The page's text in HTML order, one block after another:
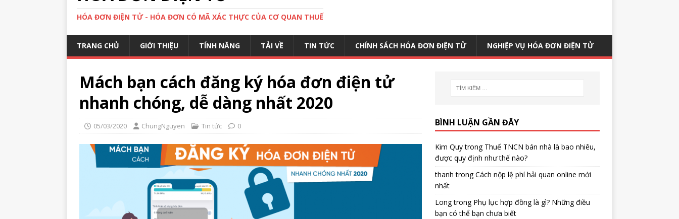
HÓA ĐƠN ĐIỆN TỬ - HÓA ĐƠN CÓ MÃ XÁC THỰC CỦA CƠ QUAN THUẾ
TRANG CHỦ GIỚI THIỆU TÍNH NĂNG TẢI VỀ TIN TỨC CHÍNH SÁCH HÓA ĐƠN ĐIỆN TỬ NGHIỆP VỤ HÓA ĐƠN ĐIỆN TỬ
Mách bạn cách đăng ký hóa đơn điện tử
nhanh chóng, dễ dàng nhất 2020
05/03/2020 ChungNguyen Tin tức 0 BÌNH LUẬN GẦN ĐÂY
Kim Quytrong Thuế TNCN bán nhà là bao nhiêu,
được quy định như thế nào?
thanh trongCách nộp lệ phí hải quan online mới
nhất
Longtrong Phụ lục hợp đồng là gì? Những điều
bạn có thể bạn chưa biết